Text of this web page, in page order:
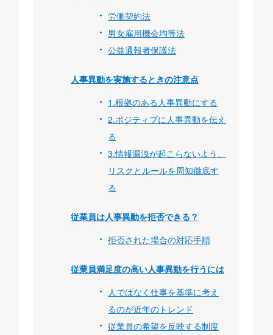
労働契約法
男女雇用機会均等法
公益通報者保護法
人事異動を実施するときの注意点
1.根拠のある人事異動にする
2.ポジティブに人事異動を伝え
る
3.情報漏洩が起こらないよう、
リスクとルールを周知徹底す
る
従業員は人事異動を拒否できる？
拒否された場合の対応手順
従業員満足度の高い人事異動を行うには
人ではなく仕事を基準に考え
るのが近年のトレンド
従業員の希望を反映する制度